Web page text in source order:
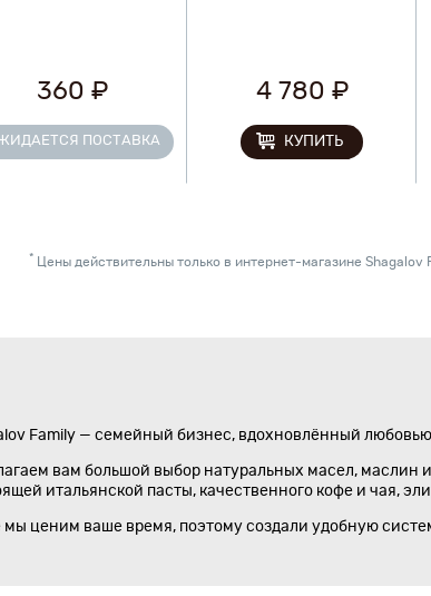
360 ₽
ПОСТАВКА
4 780 ₽
КУПИТЬ
* Цены действительны только в интернет-магазине
Family — семейный бизнес, вдохновлённый
вам большой выбор натуральных масел, маслин
итальянской пасты, качественного кофе и чая,
мы ценим ваше время, поэтому создали удобную